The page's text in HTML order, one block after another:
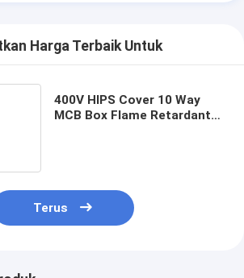
Harga Terbaik Untuk
400V HIPS Cover 10 Way
MCB Box Flame Retardant
Terus